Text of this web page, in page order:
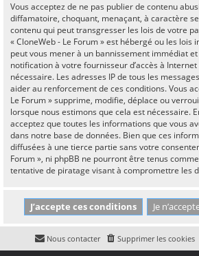
Vous acceptez de ne pas publier de contenu
diffamatoire, choquant, menaçant, à caractère
contenu qui peut transgresser les lois de votre
« CloneWeb - Le Forum » est hébergé ou les lois
peut vous mener à un bannissement immédiat
notification à votre fournisseur d’accès à
nécessaire. Les adresses IP de tous les
aider au renforcement de ces conditions. Vous
Le Forum » supprime, modifie, déplace ou
lorsque nous estimons que cela est nécessaire.
acceptez que toutes les informations que vous
dans notre base de données. Bien que ces
diffusées à une tierce partie sans votre
Forum », ni phpBB ne pourront être tenus
tentative de piratage visant à compromettre les
Supprimer les cookies
Nous contacter